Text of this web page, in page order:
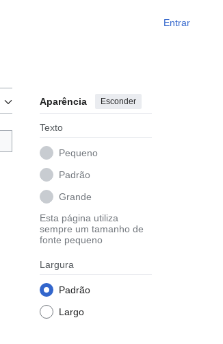
Entrar
Aparência Esconder
Texto
Pequeno
Padrão
Grande
Esta página utiliza
sempre um tamanho de
fonte pequeno
Largura
Padrão
Largo